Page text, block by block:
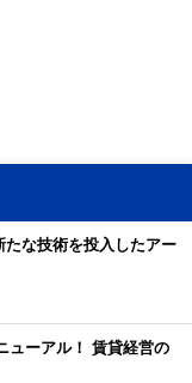
たな技術を投入したアー
ューアル！ 賃貸経営の